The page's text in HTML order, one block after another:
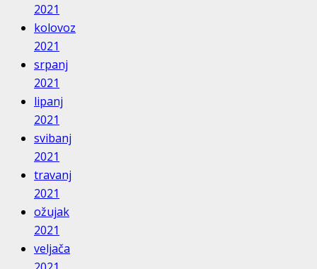
2021
kolovoz
2021
srpanj
2021
lipanj
2021
svibanj
2021
travanj
2021
ožujak
2021
veljača